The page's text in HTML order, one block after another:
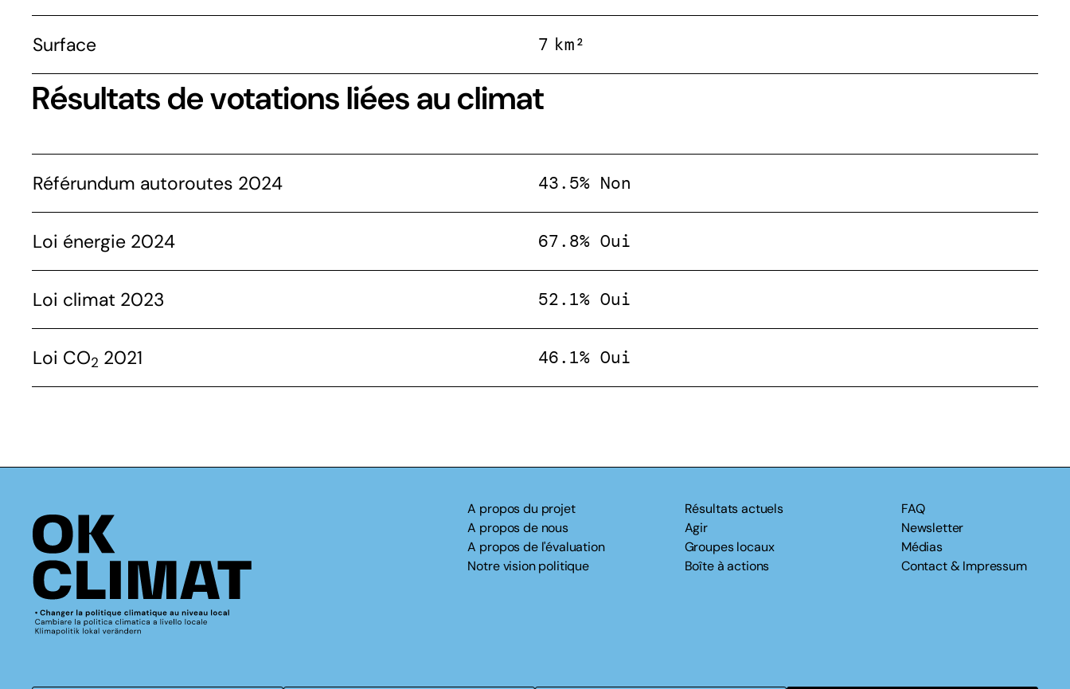
Surface 7 km²
Résultats de votations liées au climat
Référundum autoroutes 2024 43.5% Non
Loi énergie 2024 67.8% Oui
Loi climat 2023 52.1% Oui
Loi CO2 2021 46.1% Oui
A propos du projet
A propos de nous
A propos de l'évaluation
Notre vision politique
Résultats actuels
Agir
Groupes locaux
Boîte à actions
FAQ
Newsletter
Médias
Contact & Impressum